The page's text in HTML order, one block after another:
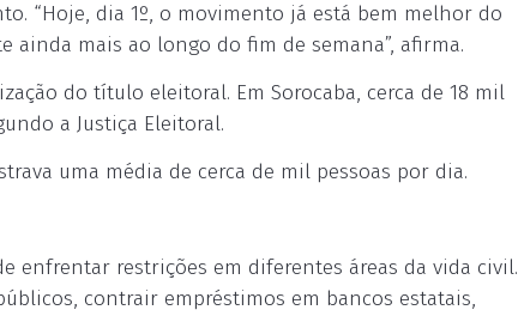
“Hoje, dia 1º, o movimento já está bem melhor do
ainda mais ao longo do fim de semana”, afirma.
do título eleitoral. Em Sorocaba, cerca de 18 mil
a Justiça Eleitoral.
uma média de cerca de mil pessoas por dia.
enfrentar restrições em diferentes áreas da vida civil.
contrair empréstimos em bancos estatais,